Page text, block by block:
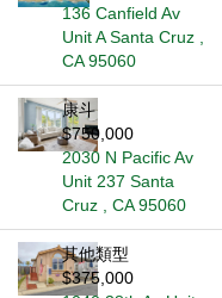
136 Canfield Av
Unit A Santa Cruz ,
CA 95060
康斗
$750,000
2030 N Pacific Av
Unit 237 Santa
Cruz , CA 95060
其他類型
$375,000